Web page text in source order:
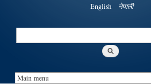
English नेपाली
Search